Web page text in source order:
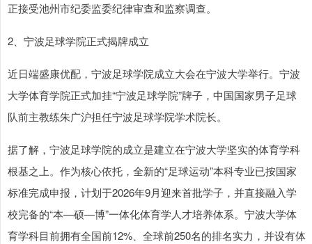
正接受池州市纪委监委纪律审查和监察调查。
2、宁波足球学院正式揭牌成立
近日端盛康优配，宁波足球学院成立大会在宁波大学举行。宁波
大学体育学院正式加挂“宁波足球学院”牌子，中国国家男子足球
队前主教练朱广沪担任宁波足球学院学术院长。
据了解，宁波足球学院的成立是建立在宁波大学坚实的体育学科
根基之上。作为核心依托，全新的“足球运动”本科专业已按国家
标准完成申报，计划于2026年9月迎来首批学子，并直接融入学
校完备的“本—硕—博”一体化体育学人才培养体系。宁波大学体
育学科目前拥有全国前12%、全球前250名的排名实力，并设有体